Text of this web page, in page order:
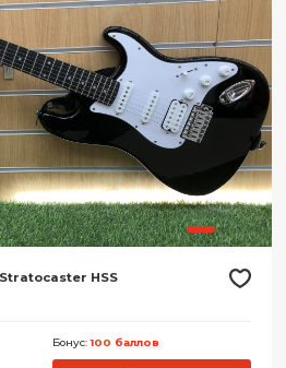
HSS
Бонус:100 баллов